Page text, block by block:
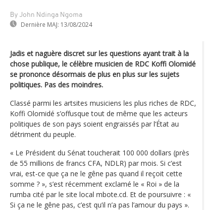
By John Ndinga Ngoma
Dernière MAJ: 13/08/2024
Jadis et naguère discret sur les questions ayant trait à la
chose publique, le célèbre musicien de RDC Koffi Olomidé
se prononce désormais de plus en plus sur les sujets
politiques. Pas des moindres.
Classé parmi les artsites musiciens les plus riches de RDC,
Koffi Olomidé s’offusque tout de même que les acteurs
politiques de son pays soient engraissés par l‘État au
détriment du peuple.
« Le Président du Sénat toucherait 100 000 dollars (près
de 55 millions de francs CFA, NDLR) par mois. Si c’est
vrai, est-ce que ça ne le gêne pas quand il reçoit cette
somme ? », s’est récemment exclamé le « Roi » de la
rumba cité par le site local mbote.cd. Et de poursuivre : «
Si ça ne le gêne pas, c’est qu’il n’a pas l’amour du pays ».